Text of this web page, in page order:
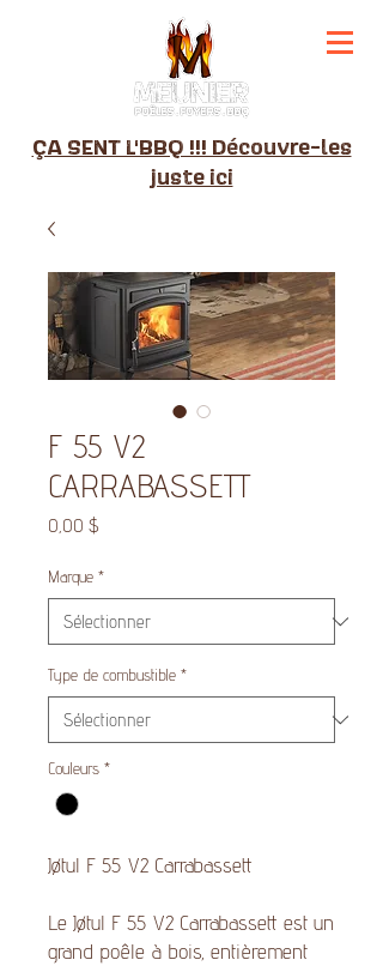
ÇA SENT L'BBQ !!! Découvre-les
juste ici
F 55 V2
CARRABASSETT
0,00 $
Marque *
Type de combustible *
Couleurs *
Jøtul F 55 V2 Carrabassett
Le Jøtul F 55 V2 Carrabassett est un
grand poêle à bois, entièrement